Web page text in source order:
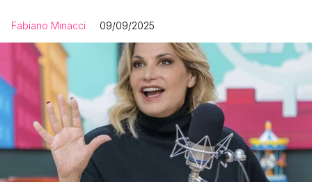
Fabiano Minacci 09/09/2025